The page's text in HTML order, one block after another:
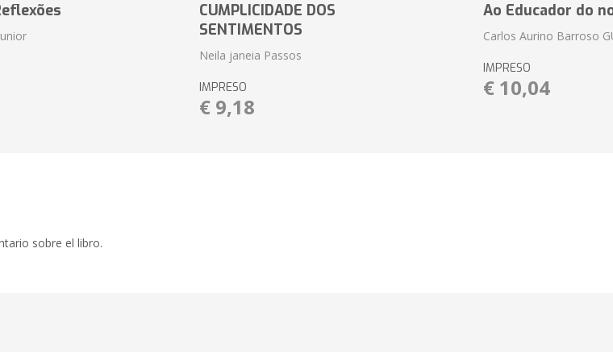
CUMPLICIDADE DOS
SENTIMENTOS
Neila janeia Passos
IMPRESO
€ 9,18
Ao Educador do
Carlos Aurino Barroso
IMPRESO
€ 10,04
sobre el libro.